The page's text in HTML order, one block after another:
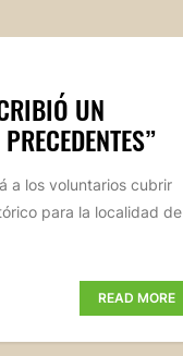
UN
a los voluntarios cubrir
para la localidad de
READ MORE